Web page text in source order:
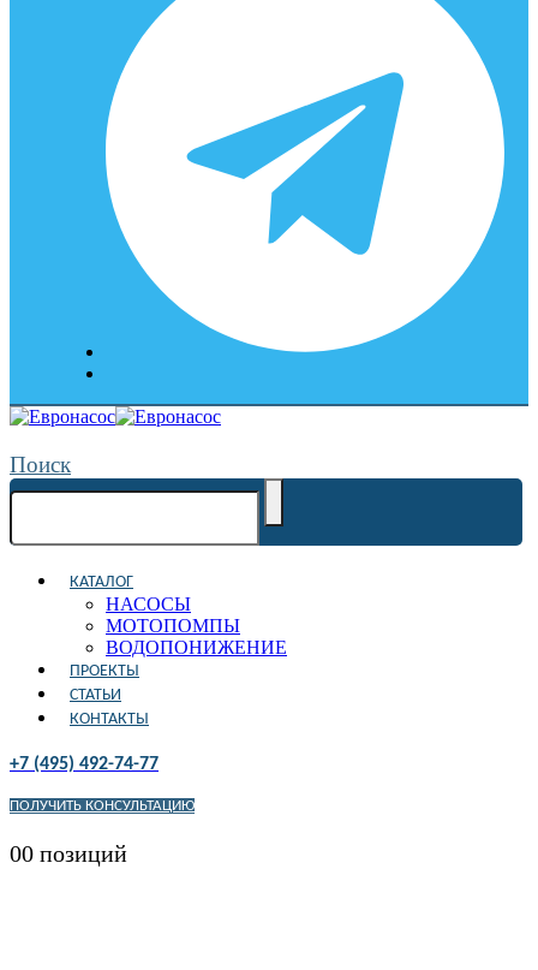
Поиск
КАТАЛОГ
НАСОСЫ
МОТОПОМПЫ
ВОДОПОНИЖЕНИЕ
ПРОЕКТЫ
СТАТЬИ
КОНТАКТЫ
+7 (495) 492-74-77
ПОЛУЧИТЬ КОНСУЛЬТАЦИЮ
00 позиций